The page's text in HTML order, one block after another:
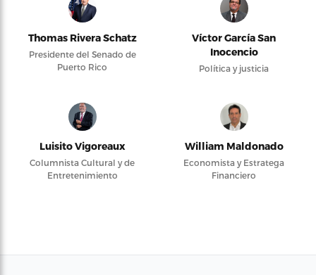
Thomas Rivera Schatz
Presidente del Senado de
Puerto Rico
Víctor García San
Inocencio
Política y justicia
Luisito Vigoreaux
Columnista Cultural y de
Entretenimiento
William Maldonado
Economista y Estratega
Financiero